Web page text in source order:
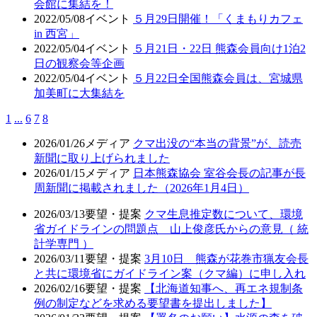
会館に集結を！
2022/05/08イベント
５月29日開催！「くまもりカフェ
in 西宮」
2022/05/04イベント
５月21日・22日 熊森会員向け1泊2
日の観察会等企画
2022/05/04イベント
５月22日全国熊森会員は、宮城県
加美町に大集結を
1 ... 6 7 8
2026/01/26 メディア クマ出没の“本当の背景”が、読売
新聞に取り上げられました
2026/01/15 メディア 日本熊森協会 室谷会長の記事が長
周新聞に掲載されました（2026年1月4日）
2026/03/13要望・提案 クマ生息推定数について、環境
省ガイドラインの問題点 山上俊彦氏からの意見（ 統
計学専門 ）
2026/03/11要望・提案 3月10日 熊森が花巻市猟友会長
と共に環境省にガイドライン案（クマ編）に申し入れ
2026/02/16要望・提案
【北海道知事へ、再エネ規制条
例の制定などを求める要望書を提出しました】